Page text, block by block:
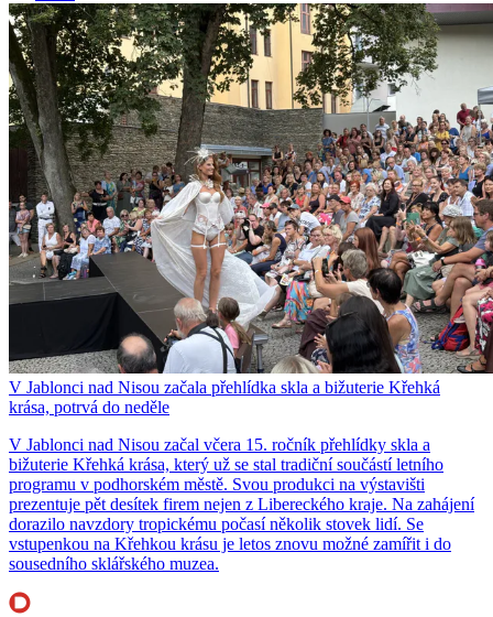
V Jablonci nad Nisou začala přehlídka skla a bižuterie Křehká
krása, potrvá do neděle
V Jablonci nad Nisou začal včera 15. ročník přehlídky skla a
bižuterie Křehká krása, který už se stal tradiční součástí letního
programu v podhorském městě. Svou produkci na výstavišti
prezentuje pět desítek firem nejen z Libereckého kraje. Na zahájení
dorazilo navzdory tropickému počasí několik stovek lidí. Se
vstupenkou na Křehkou krásu je letos znovu možné zamířit i do
sousedního sklářského muzea.